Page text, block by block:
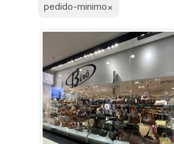
pedido-minimo×